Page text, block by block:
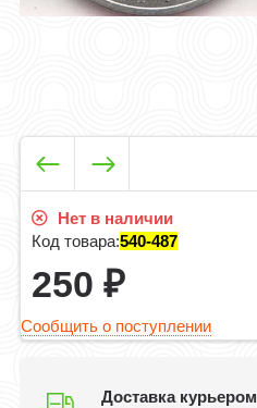
Нет в наличии
Код товара:540-487
250₽
Сообщить о поступлении
Доставка курьером